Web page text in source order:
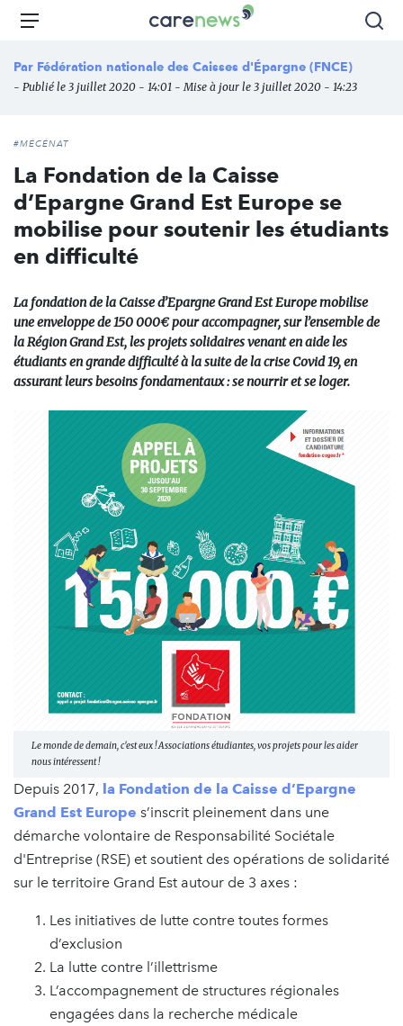
Aller
principal
Carenews,
média
des
Menu
Par Fédération nationale des Caisses d'Épargne (FNCE)
- Publié le 3 juillet 2020 - 14:01 - Mise à jour le 3 juillet 2020 - 14:23
#MÉCÉNAT
La Fondation de la Caisse
d’Epargne Grand Est Europe se
mobilise pour soutenir les étudiants
en difficulté
La fondation de la Caisse d’Epargne Grand Est Europe mobilise
une enveloppe de 150 000€ pour accompagner, sur l’ensemble de
la Région Grand Est, les projets solidaires venant en aide les
étudiants en grande difficulté à la suite de la crise Covid 19, en
assurant leurs besoins fondamentaux : se nourrir et se loger.
Le monde de demain, c'est eux ! Associations étudiantes, vos projets pour les aider
nous intéressent !
Depuis 2017, la Fondation de la Caisse d’Epargne
Grand Est Europe s’inscrit pleinement dans une
démarche volontaire de Responsabilité Sociétale
d'Entreprise (RSE) et soutient des opérations de solidarité
sur le territoire Grand Est autour de 3 axes :
Les initiatives de lutte contre toutes formes
d’exclusion
La lutte contre l’illettrisme
L’accompagnement de structures régionales
engagées dans la recherche médicale